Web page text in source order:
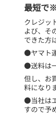
最短で
クレジッ
よび、そ
できた方
●ヤマト
●送料は
但し、お
料になり
●当社は
すので予